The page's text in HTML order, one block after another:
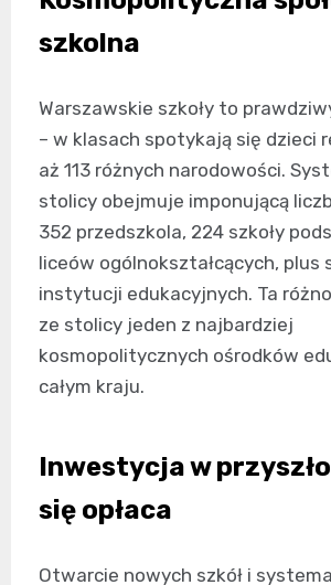
szkolna
Warszawskie szkoły to
– w klasach spotykają się dzieci
aż 113 różnych narodowości.
stolicy obejmuje imponującą
352 przedszkola, 224 szkoły
liceów ogólnokształcących, plus
instytucji edukacyjnych. Ta
ze stolicy jeden z najbardziej
kosmopolitycznych ośrodków
całym kraju.
Inwestycja w
się opłaca
Otwarcie nowych szkół i